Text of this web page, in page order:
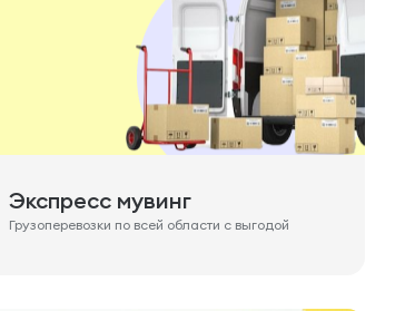
Экспресс мувинг
Грузоперевозки по всей области с выгодой